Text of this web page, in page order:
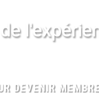
DEVENIR